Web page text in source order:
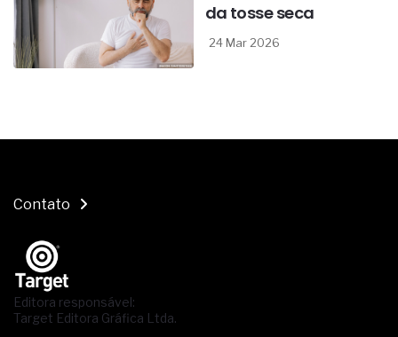
da tosse seca
24 Mar 2026
Contato
Editora responsável:
Target Editora Gráfica Ltda.